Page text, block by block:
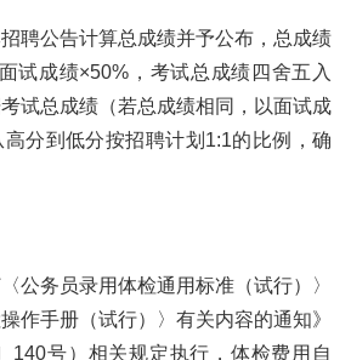
聘公告计算总成绩并予公布，总成绩
试成绩×50%，考试总成绩四舍五入
试总成绩（若总成绩相同，以面试成
分到低分按招聘计划1:1的比例，确
公务员录用体检通用标准（试行）〉
作手册（试行）〉有关内容的通知》
140号）相关规定执行，体检费用自